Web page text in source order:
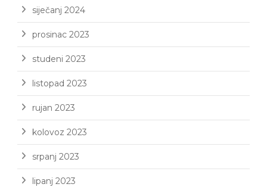
siječanj 2024
prosinac 2023
studeni 2023
listopad 2023
rujan 2023
kolovoz 2023
srpanj 2023
lipanj 2023